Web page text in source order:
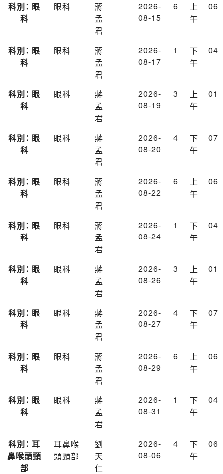
科別： 眼
科
眼科
蔣
孟
君
2026-
08-15
6
上
午
06
科別： 眼
科
眼科
蔣
孟
君
2026-
08-17
1
下
午
04
科別： 眼
科
眼科
蔣
孟
君
2026-
08-19
3
上
午
01
科別： 眼
科
眼科
蔣
孟
君
2026-
08-20
4
下
午
07
科別： 眼
科
眼科
蔣
孟
君
2026-
08-22
6
上
午
06
科別： 眼
科
眼科
蔣
孟
君
2026-
08-24
1
下
午
04
科別： 眼
科
眼科
蔣
孟
君
2026-
08-26
3
上
午
01
科別： 眼
科
眼科
蔣
孟
君
2026-
08-27
4
下
午
07
科別： 眼
科
眼科
蔣
孟
君
2026-
08-29
6
上
午
06
科別： 眼
科
眼科
蔣
孟
君
2026-
08-31
1
下
午
04
科別： 耳
鼻喉頭頸
部
耳鼻喉
頭頸部
劉
天
仁
2026-
08-06
4
下
午
06